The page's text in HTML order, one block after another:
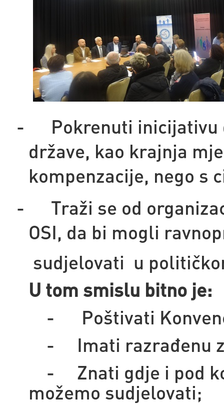
-
Pokrenuti inicijativu
države, kao krajnja
kompenzacije, nego s
-
Traži se od
OSI, da bi mogli
sudjelovati u
U tom smislu bitno je:
- Poštivati
- Imati razrađenu
- Znati gdje i pod
možemo sudjelovati;